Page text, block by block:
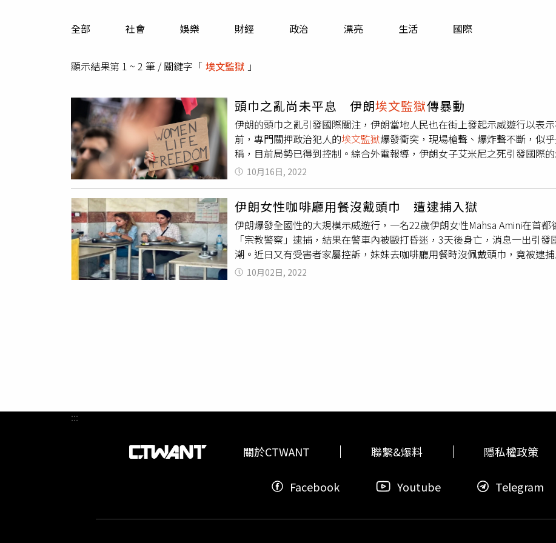
運勢
全部 社會 娛樂 財經 政治 漂亮 生活 國際
顯示結果第 1 ~ 2 筆 / 關鍵字「 埃文監獄 」
頭巾之亂尚未平息 伊朗埃文監獄傳暴動
伊朗的頭巾之亂引發國際關注，伊朗當地人民也在街上發起示威遊行以表
前，專門關押政治犯人的埃文監獄爆發衝突，現場槍聲、爆炸聲不斷，似
稱，目前局勢已得到控制。綜合外電報導，伊朗女子艾米尼之死引發國際
滿。15日時伊朗專門關押反政府人士的
發生暴動，一名囚犯與監
的道路，許多人按喇叭表示對
槍聲不斷。艾米尼之死引發伊朗大規模的抗議活動，蔓延到至少 19 個城市
臨的最大挑戰之一，美國人權組織HRANA表示，在最近的一次鎮壓行動中
權的異議人士，人權觀察指責監獄當局使用酷刑和無限期監禁的威脅，以
務，長期以來此監獄一直受到西方人權組織的批評，並於2018年因「嚴重
10月16日, 2022
伊朗女性咖啡廳用餐沒戴頭巾 遭逮捕入獄
伊朗爆發全國性的大規模示威遊行，一名22歲伊朗女性Mahsa Amini在首
「宗教警察」逮捕，結果在警車內被毆打昏迷，3天後身亡，消息一出引
潮。近日又有受害者家屬控訴，妹妹去咖啡廳用餐時沒佩戴頭巾，竟被逮
Rad和朋友在咖啡廳吃飯，2人皆未佩戴頭巾，怎料照片在網路上廣泛流傳
局傳喚，要求解釋她的行為，結果就一直沒回家，也連絡不到。後來
10月02日, 2022
:::
關於CTWANT 聯繫&爆料 隱私權政策
Facebook Youtube Telegram